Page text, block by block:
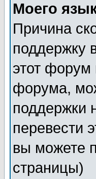
Моего
Причина
поддержку
этот форум
форума,
поддержки
перевести
вы можете
страницы)